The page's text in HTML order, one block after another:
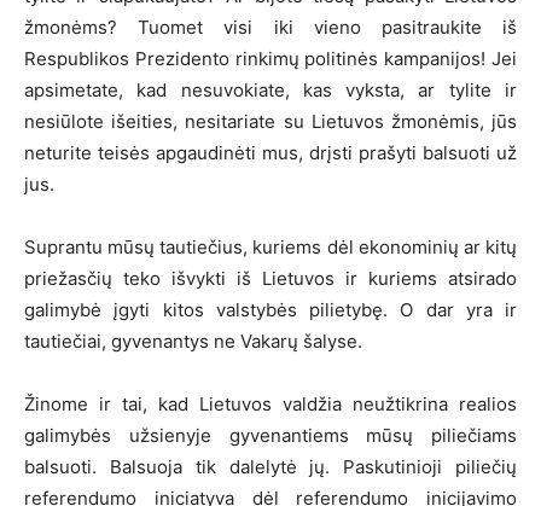
žmonėms? Tuomet visi iki vieno pasitraukite iš
Respublikos Prezidento rinkimų politinės kampanijos! Jei
apsimetate, kad nesuvokiate, kas vyksta, ar tylite ir
nesiūlote išeities, nesitariate su Lietuvos žmonėmis, jūs
neturite teisės apgaudinėti mus, drįsti prašyti balsuoti už
jus.
Suprantu mūsų tautiečius, kuriems dėl ekonominių ar kitų
priežasčių teko išvykti iš Lietuvos ir kuriems atsirado
galimybė įgyti kitos valstybės pilietybę. O dar yra ir
tautiečiai, gyvenantys ne Vakarų šalyse.
Žinome ir tai, kad Lietuvos valdžia neužtikrina realios
galimybės užsienyje gyvenantiems mūsų piliečiams
balsuoti. Balsuoja tik dalelytė jų. Paskutinioji piliečių
referendumo iniciatyva dėl referendumo inicijavimo